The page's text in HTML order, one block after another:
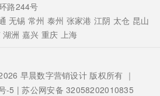
路244号
无锡 常州 泰州 张家港 江阴 太仓 昆山
湖洲 嘉兴 重庆 上海
早晨数字营销设计 版权所有 ｜
-5 | 苏公网安备 32058202010835